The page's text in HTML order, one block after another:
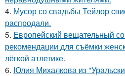
4. Мусор со свадьбы Тейлор
распродали.
5. Европейский вещательный
рекомендации для съёмки
лёгкой атлетике.
6. Юлия Михалкова из